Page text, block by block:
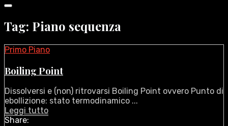
Tag: Piano sequenza
Primo Piano
Boiling Point
Dissolversi e (non) ritrovarsi Boiling Point ovvero Punto di
ebollizione: stato termodinamico ...
Leggi tutto
Share: